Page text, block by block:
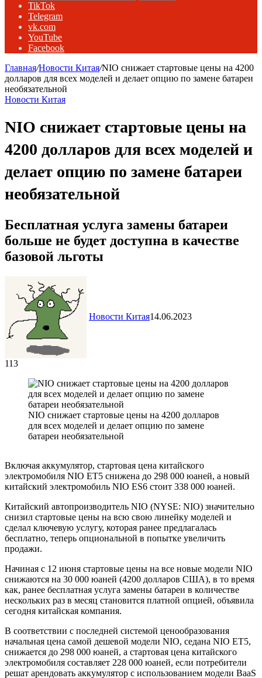
TikTok
Telegram
vk.com
YouTube
Facebook
Главная/Новости Китая/NIO снижает стартовые цены на 4200
долларов для всех моделей и делает опцию по замене батареи
необязательной
Новости Китая
NIO снижает стартовые цены на
4200 долларов для всех моделей и
делает опцию по замене батареи
необязательной
Бесплатная услуга замены батареи
больше не будет доступна в качестве
базовой льготы
Новости Китая14.06.2023
113
NIO снижает стартовые цены на 4200 долларов
для всех моделей и делает опцию по замене
батареи необязательной
Включая аккумулятор, стартовая цена китайского
электромобиля NIO ET5 снижена до 298 000 юаней, а новый
китайский электромобиль NIO ES6 стоит 338 000 юаней.
Китайский автопроизводитель NIO (NYSE: NIO) значительно
снизил стартовые цены на всю свою линейку моделей и
сделал ключевую услугу, которая ранее предлагалась
бесплатно, теперь опциональной в попытке увеличить
продажи.
Начиная с 12 июня стартовые цены на все новые модели NIO
снижаются на 30 000 юаней (4200 долларов США), в то время
как, ранее бесплатная услуга замены батареи в количестве
нескольких раз в месяц становится платной опцией, объявила
сегодня китайская компания.
В соответствии с последней системой ценообразования
начальная цена самой дешевой модели NIO, седана NIO ET5,
снижается до 298 000 юаней, а стартовая цена китайского
электромобиля составляет 228 000 юаней, если потребители
решат арендовать аккумулятор с использованием модели BaaS